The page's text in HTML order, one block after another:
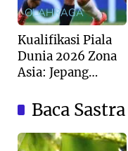
OLAHRAGA
Kualifikasi Piala
Dunia 2026 Zona
Asia: Jepang
Australia
Baca Sastra